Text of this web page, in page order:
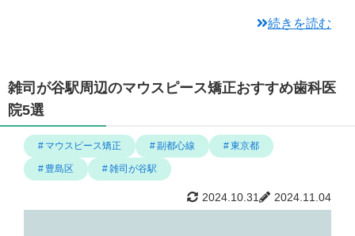
続きを読む
雑司が谷駅周辺のマウスピース矯正おすすめ歯科医
院5選
マウスピース矯正 副都心線 東京都
豊島区 雑司が谷駅
2024.11.04
2024.10.31